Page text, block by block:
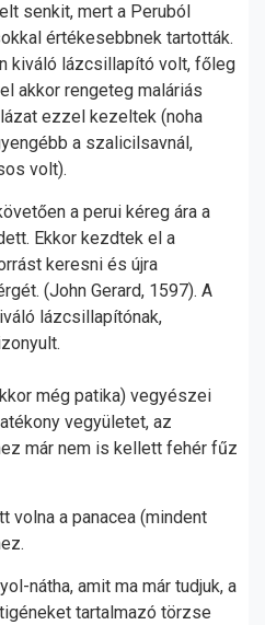
senkit, mert a Peruból
értékesebbnek tartották.
kiváló lázcsillapító volt, főleg
akkor rengeteg maláriás
ezzel kezeltek (noha
a szalicilsavnál,
volt).
a perui kéreg ára a
Ekkor kezdtek el a
keresni és újra
(John Gerard, 1597). A
lázcsillapítónak,
még patika) vegyészei
vegyületet, az
már nem is kellett fehér fűz
volna a panacea (mindent
nátha, amit ma már tudjuk, a
tartalmazó törzse